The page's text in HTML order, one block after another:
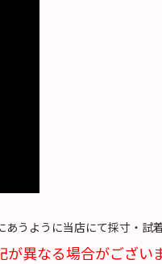
うように当店にて採寸・試
が異なる場合がござい